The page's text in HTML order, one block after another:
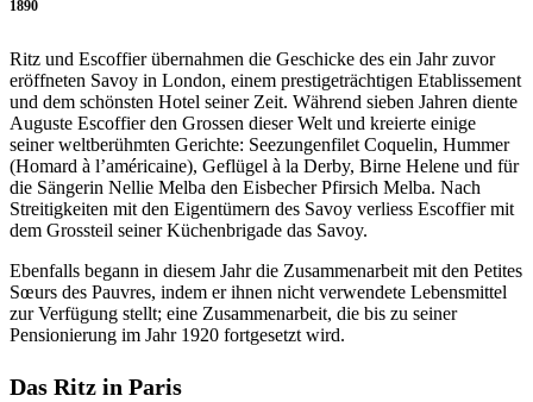
1890
Ritz und Escoffier übernahmen die Geschicke des ein Jahr zuvor
eröffneten Savoy in London, einem prestigeträchtigen Etablissement
und dem schönsten Hotel seiner Zeit. Während sieben Jahren diente
Auguste Escoffier den Grossen dieser Welt und kreierte einige
seiner weltberühmten Gerichte: Seezungenfilet Coquelin, Hummer
(Homard à l’américaine), Geflügel à la Derby, Birne Helene und für
die Sängerin Nellie Melba den Eisbecher Pfirsich Melba. Nach
Streitigkeiten mit den Eigentümern des Savoy verliess Escoffier mit
dem Grossteil seiner Küchenbrigade das Savoy.
Ebenfalls begann in diesem Jahr die Zusammenarbeit mit den Petites
Sœurs des Pauvres, indem er ihnen nicht verwendete Lebensmittel
zur Verfügung stellt; eine Zusammenarbeit, die bis zu seiner
Pensionierung im Jahr 1920 fortgesetzt wird.
Das Ritz in Paris